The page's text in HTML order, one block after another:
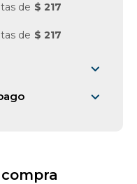
de $ 217
de $ 217